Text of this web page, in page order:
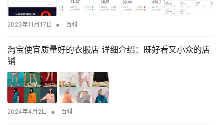
2023年11月17日 • 百科
淘宝便宜质量好的衣服店 详细介绍：既好看又小众的店
铺
2024年4月2日 • 百科